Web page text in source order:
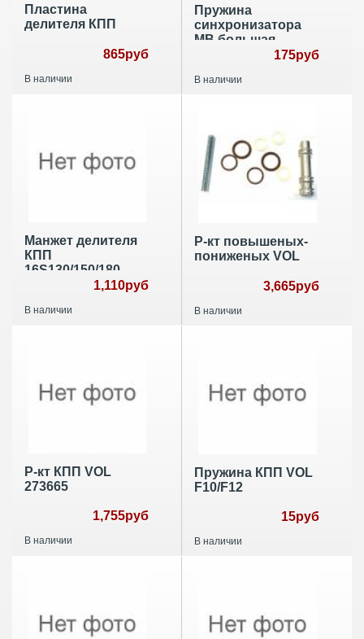
Пластина
делителя КПП
865руб
В наличии
Пружина
синхронизатора
МВ большая
175руб
В наличии
Манжет делителя
КПП
16S130/150/180
1,110руб
В наличии
Р-кт повышеных-
пониженых VOL
3,665руб
В наличии
Р-кт КПП VOL
273665
1,755руб
В наличии
Пружина КПП VOL
F10/F12
15руб
В наличии